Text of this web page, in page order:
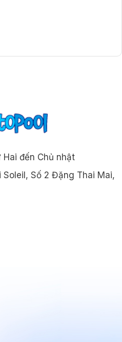
đến Chủ nhật
Soleil, Số 2 Đặng Thai Mai,